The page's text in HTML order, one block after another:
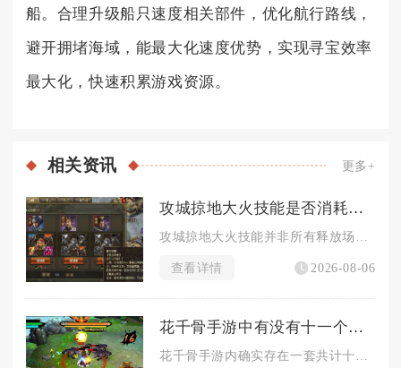
船。合理升级船只速度相关部件，优化航行路线，
避开拥堵海域，能最大化速度优势，实现寻宝效率
最大化，快速积累游戏资源。
相关资讯 更多+
攻城掠地大火技能是否消耗大量资源
查看详情 2026-08-06
花千骨手游中有没有十一个任务需要寻找
花千骨手游内确实存在一套共计十一个需要手动寻找目标的系列支线...